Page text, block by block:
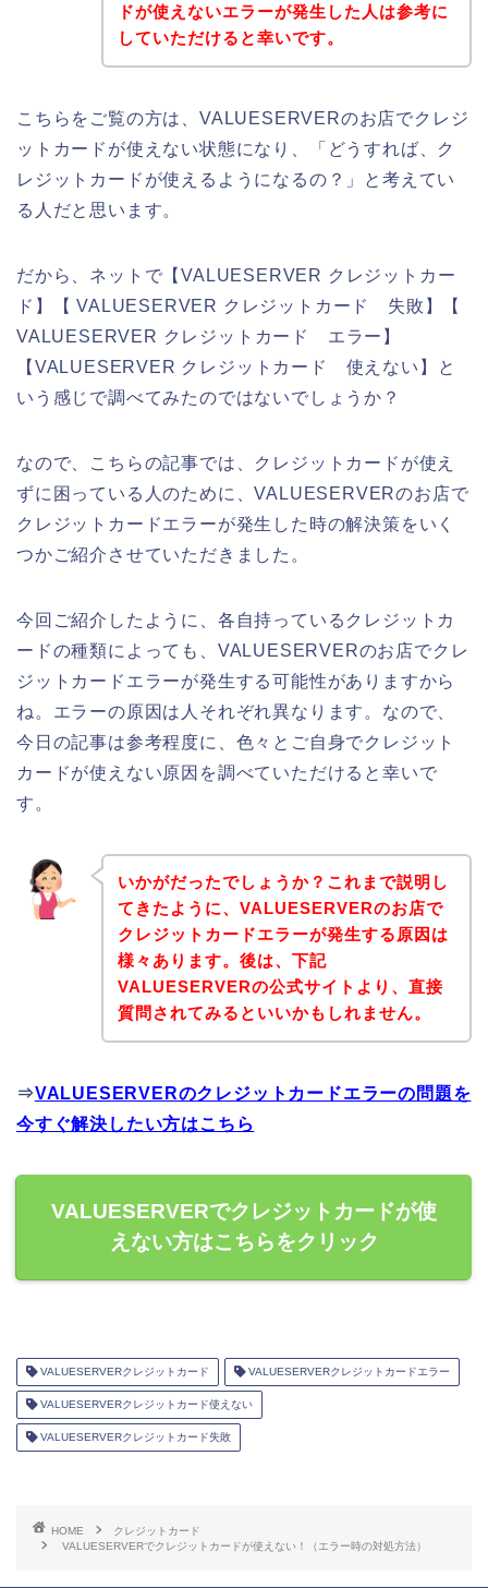
ドが使えないエラーが発生した人は参考に
していただけると幸いです。
こちらをご覧の方は、VALUESERVERのお店でクレジ
ットカードが使えない状態になり、「どうすれば、ク
レジットカードが使えるようになるの？」と考えてい
る人だと思います。
だから、ネットで【VALUESERVER クレジットカー
ド】【 VALUESERVER クレジットカード 失敗】【
VALUESERVER クレジットカード エラー】
【VALUESERVER クレジットカード 使えない】と
いう感じで調べてみたのではないでしょうか？
なので、こちらの記事では、クレジットカードが使え
ずに困っている人のために、VALUESERVERのお店で
クレジットカードエラーが発生した時の解決策をいく
つかご紹介させていただきました。
今回ご紹介したように、各自持っているクレジットカ
ードの種類によっても、VALUESERVERのお店でクレ
ジットカードエラーが発生する可能性がありますから
ね。エラーの原因は人それぞれ異なります。なので、
今日の記事は参考程度に、色々とご自身でクレジット
カードが使えない原因を調べていただけると幸いで
す。
いかがだったでしょうか？これまで説明し
てきたように、VALUESERVERのお店で
クレジットカードエラーが発生する原因は
様々あります。後は、下記
VALUESERVERの公式サイトより、直接
質問されてみるといいかもしれません。
⇒VALUESERVERのクレジットカードエラーの問題を
今すぐ解決したい方はこちら
VALUESERVERでクレジットカードが使
えない方はこちらをクリック
VALUESERVERクレジットカード VALUESERVERクレジットカードエラー
VALUESERVERクレジットカード使えない
VALUESERVERクレジットカード失敗
HOME
クレジットカード
VALUESERVERでクレジットカードが使えない！（エラー時の対処方法）